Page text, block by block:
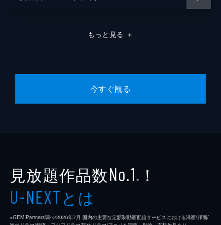
もっと見る ＋
今すぐ観る
見放題作品数No.1 ※ ！
U-NEXTとは
※GEM Partners調べ/2026年7⽉ 国内の主要な定額制動画配信サービスにおける洋画/邦画/